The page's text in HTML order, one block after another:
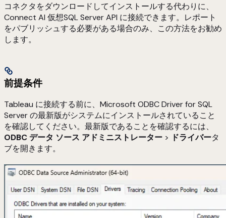
コネクタをダウンロードしてインストールする代わりに、
Connect AI 仮想SQL Server API に接続できます。レポート
をパブリッシュする必要がある場合のみ、この方法をお勧め
します。
前提条件
Tableau に接続する前に、Microsoft ODBC Driver for SQL
Server の最新版がシステムにインストールされていること
を確認してください。最新版であることを確認するには、
ODBC データ ソース アドミニストレーター > ドライバータ
ブを開きます。